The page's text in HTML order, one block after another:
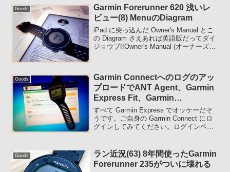
Goods
Garmin Forerunner 620 浅いレ
ビュー(8) MenuのDiagram
iPad に突っ込んだ Owner's Manual とこ
の Diagram さえあれば英語版だってダイ
ジョウブ!!Owner's Manual (オーナーズ・
Goods
Garmin Connectへのログのアッ
プロードでANT Agent、Garmin
Express Fit、Garmin
Communicatorプラグインはもう
いらない
すべて Garmin Express でオッケーだそ
うです。ご自身の Garmin Connect にロ
グインしてみてください。ログインペー
関連はまだリニューアルされ...
Goods
ラン近況(63) 8年間使ったGarmin
Forerunner 235がついに壊れる